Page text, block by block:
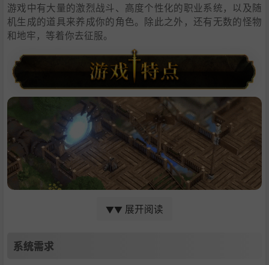
游戏中有大量的激烈战斗、高度个性化的职业系统，以及随
机生成的道具来养成你的角色。除此之外，还有无数的怪物
和地牢，等着你去征服。
：不用扶老太太过马路、不用跑龙套你
独自游戏或结伴冒险
▼▼ 展开阅读
系统需求